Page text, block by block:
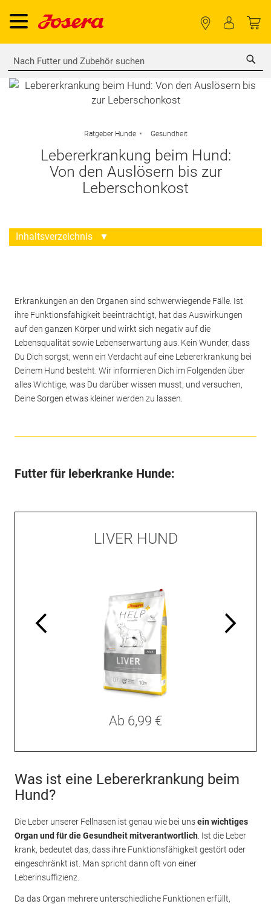
Ratgeber Hunde Gesundheit
Lebererkrankung beim Hund:
Von den Auslösern bis zur
Leberschonkost
Inhaltsverzeichnis ▼
Erkrankungen an den Organen sind schwerwiegende Fälle. Ist
ihre Funktionsfähigkeit beeinträchtigt, hat das Auswirkungen
auf den ganzen Körper und wirkt sich negativ auf die
Lebensqualität sowie Lebenserwartung aus. Kein Wunder, dass
Du Dich sorgst, wenn ein Verdacht auf eine Lebererkrankung bei
Deinem Hund besteht. Wir informieren Dich im Folgenden über
alles Wichtige, was Du darüber wissen musst, und versuchen,
Deine Sorgen etwas kleiner werden zu lassen.
Futter für leberkranke Hunde:
LIVER HUND
Ab 6,99 €
Was ist eine Lebererkrankung beim
Hund?
Die Leber unserer Fellnasen ist genau wie bei unsein wichtiges
Organ und für die Gesundheit mitverantwortlich . Ist die Leber
krank, bedeutet das, dass ihre Funktionsfähigkeit gestört oder
eingeschränkt ist. Man spricht dann oft von einer
Leberinsuffizienz.
Da das Organ mehrere unterschiedliche Funktionen erfüllt,